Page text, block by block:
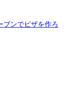
ブンでピザを作ろ